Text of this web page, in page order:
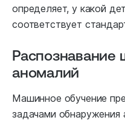
определяет, у какой
соответствует
Распознавание
аномалий
Машинное обучение
задачами обнаружения